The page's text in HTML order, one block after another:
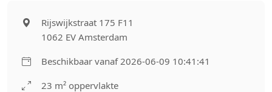
Rijswijkstraat 175 F11
1062 EV Amsterdam
Beschikbaar vanaf 2026-06-09 10:41:41
23 m² oppervlakte